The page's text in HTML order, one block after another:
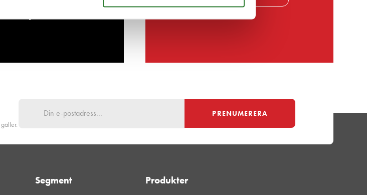
gäller.
Segment Produkter